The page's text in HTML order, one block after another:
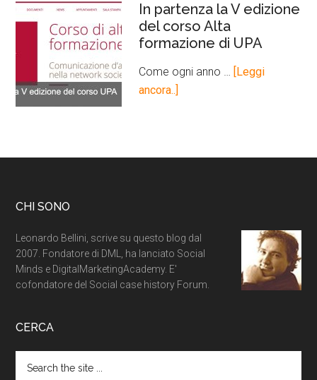
In partenza la V edizione
del corso Alta
formazione di UPA
Come ogni anno …
[Leggi
ancora..]
CHI SONO
Leonardo Bellini, scrive su questo blog dal
2007. Fondatore di DML, ha lanciato Social
Minds e DigitalMarketingAcademy. E'
cofondatore del Social case history Forum.
CERCA